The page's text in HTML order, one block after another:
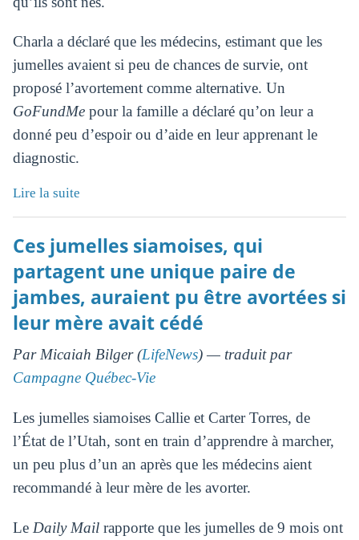
Charla a déclaré que les médecins, estimant que les
jumelles avaient si peu de chances de survie, ont
proposé l’avortement comme alternative. Un
GoFundMepour la famille a déclaré qu’on leur a
donné peu d’espoir ou d’aide en leur apprenant le
diagnostic.
Lire la suite
Ces jumelles siamoises, qui
partagent une unique paire de
jambes, auraient pu être avortées si
leur mère avait cédé
Par Micaiah Bilger (LifeNews) — traduit par
Campagne Québec-Vie
Les jumelles siamoises Callie et Carter Torres, de
l’État de l’Utah, sont en train d’apprendre à marcher,
un peu plus d’un an après que les médecins aient
recommandé à leur mère de les avorter.
Le Daily Mailrapporte que les jumelles de 9 mois ont